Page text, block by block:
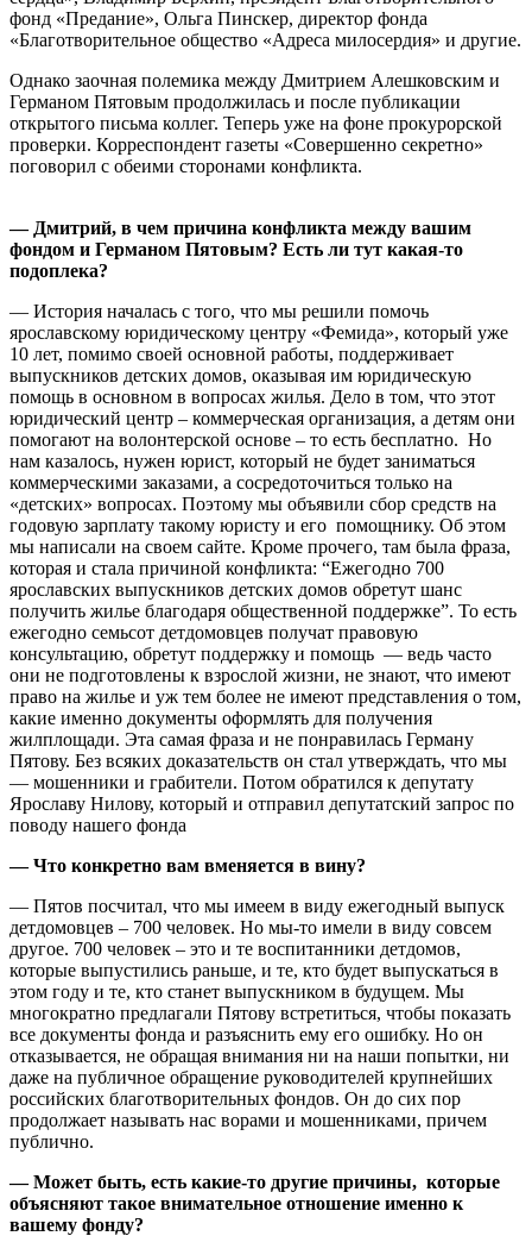
фонд «Предание», Ольга Пинскер, директор фонда
«Благотворительное общество «Адреса милосердия» и другие.
Однако заочная полемика между Дмитрием Алешковским и
Германом Пятовым продолжилась и после публикации
открытого письма коллег. Теперь уже на фоне прокурорской
проверки. Корреспондент газеты «Совершенно секретно»
поговорил с обеими сторонами конфликта.
— Дмитрий, в чем причина конфликта между вашим
фондом и Германом Пятовым? Есть ли тут какая-то
подоплека?
— История началась с того, что мы решили помочь
ярославскому юридическому центру «Фемида», который уже
10 лет, помимо своей основной работы, поддерживает
выпускников детских домов, оказывая им юридическую
помощь в основном в вопросах жилья. Дело в том, что этот
юридический центр – коммерческая организация, а детям они
помогают на волонтерской основе – то есть бесплатно. Но
нам казалось, нужен юрист, который не будет заниматься
коммерческими заказами, а сосредоточиться только на
«детских» вопросах. Поэтому мы объявили сбор средств на
годовую зарплату такому юристу и его помощнику. Об этом
мы написали на своем сайте. Кроме прочего, там была фраза,
которая и стала причиной конфликта: “Ежегодно 700
ярославских выпускников детских домов обретут шанс
получить жилье благодаря общественной поддержке”. То есть
ежегодно семьсот детдомовцев получат правовую
консультацию, обретут поддержку и помощь — ведь часто
они не подготовлены к взрослой жизни, не знают, что имеют
право на жилье и уж тем более не имеют представления о том,
какие именно документы оформлять для получения
жилплощади. Эта самая фраза и не понравилась Герману
Пятову. Без всяких доказательств он стал утверждать, что мы
— мошенники и грабители. Потом обратился к депутату
Ярославу Нилову, который и отправил депутатский запрос по
поводу нашего фонда
— Что конкретно вам вменяется в вину?
— Пятов посчитал, что мы имеем в виду ежегодный выпуск
детдомовцев – 700 человек. Но мы-то имели в виду совсем
другое. 700 человек – это и те воспитанники детдомов,
которые выпустились раньше, и те, кто будет выпускаться в
этом году и те, кто станет выпускником в будущем. Мы
многократно предлагали Пятову встретиться, чтобы показать
все документы фонда и разъяснить ему его ошибку. Но он
отказывается, не обращая внимания ни на наши попытки, ни
даже на публичное обращение руководителей крупнейших
российских благотворительных фондов. Он до сих пор
продолжает называть нас ворами и мошенниками, причем
публично.
— Может быть, есть какие-то другие причины, которые
объясняют такое внимательное отношение именно к
вашему фонду?